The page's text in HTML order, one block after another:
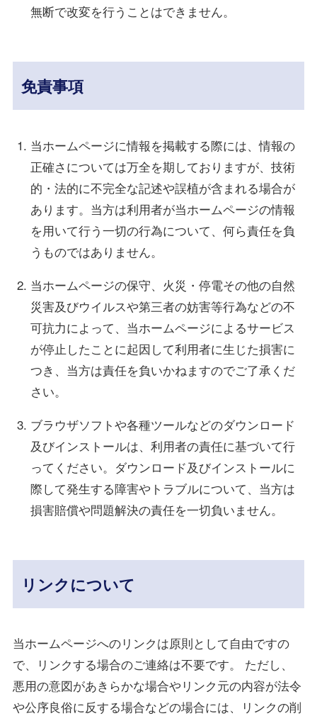
無断で改変を行うことはできません。
免責事項
当ホームページに情報を掲載する際には、情報の
正確さについては万全を期しておりますが、技術
的・法的に不完全な記述や誤植が含まれる場合が
あります。当方は利用者が当ホームページの情報
を用いて行う一切の行為について、何ら責任を負
うものではありません。
当ホームページの保守、火災・停電その他の自然
災害及びウイルスや第三者の妨害等行為などの不
可抗力によって、当ホームページによるサービス
が停止したことに起因して利用者に生じた損害に
つき、当方は責任を負いかねますのでご了承くだ
さい。
ブラウザソフトや各種ツールなどのダウンロード
及びインストールは、利用者の責任に基づいて行
ってください。ダウンロード及びインストールに
際して発生する障害やトラブルについて、当方は
損害賠償や問題解決の責任を一切負いません。
リンクについて
当ホームページへのリンクは原則として自由ですの
で、リンクする場合のご連絡は不要です。 ただし、
悪用の意図があきらかな場合やリンク元の内容が法令
や公序良俗に反する場合などの場合には、リンクの削